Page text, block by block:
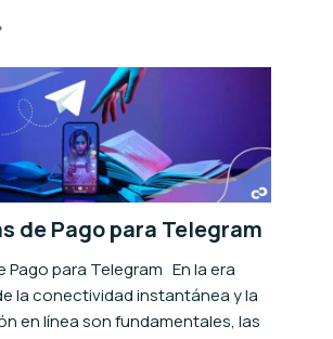
de Pago para Telegram
Pago para Telegram En la era
la conectividad instantánea y la
en línea son fundamentales, las